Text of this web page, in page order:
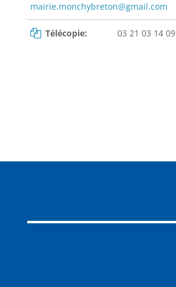
mairie.monchybreton@gmail.com
Télécopie: 03 21 03 14 09